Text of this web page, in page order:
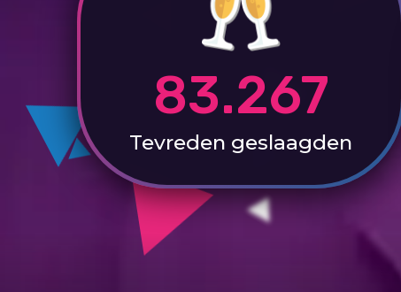
83.267
Tevreden geslaagden